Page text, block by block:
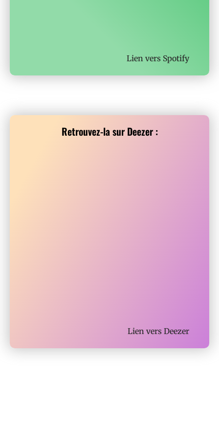
Lien vers Spotify
Retrouvez-la sur Deezer :
Lien versDeezer